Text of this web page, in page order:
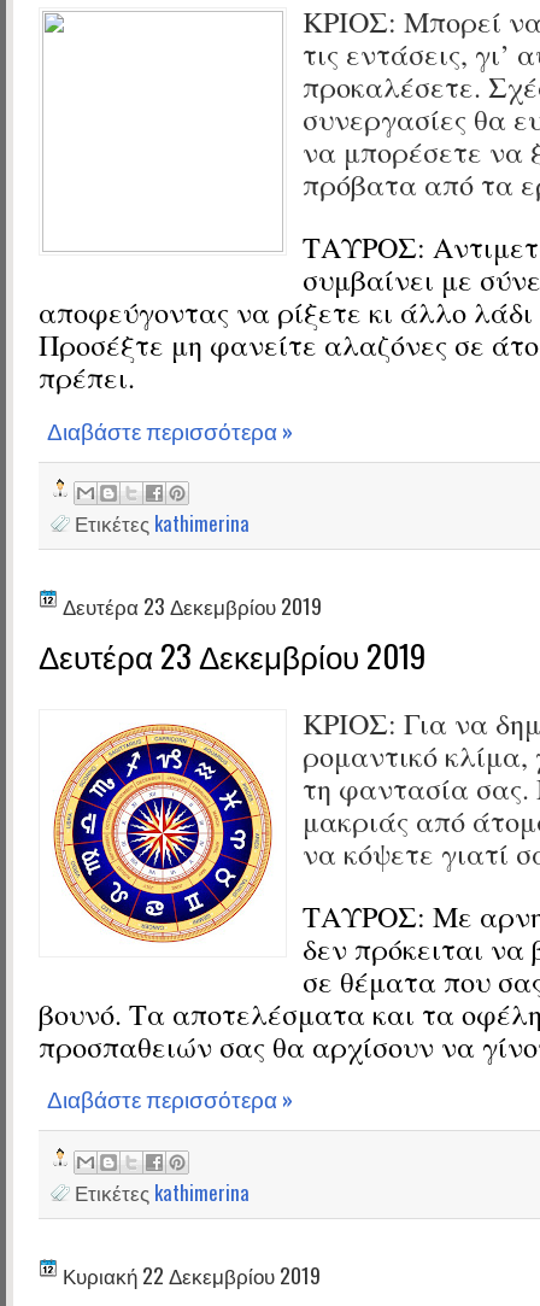
ΚΡΙΟΣ: Μπορεί
τις εντάσεις, γι’
προκαλέσετε.
συνεργασίες θα
να μπορέσετε να
πρόβατα από τα
ΤΑΥΡΟΣ:
συμβαίνει με
αποφεύγοντας να ρίξετε κι άλλο
Προσέξτε μη φανείτε αλαζόνες σε
πρέπει.
Διαβάστε περισσότερα »
Ετικέτες kathimerina
Δευτέρα 23 Δεκεμβρίου 2019
Δευτέρα 23 Δεκεμβρίου 2019
ΚΡΙΟΣ: Για να
ρομαντικό κλίμα,
τη φαντασία σας.
μακριάς από
να κόψετε γιατί
ΤΑΥΡΟΣ: Με
δεν πρόκειται να
σε θέματα που
βουνό. Τα αποτελέσματα και τα
προσπαθειών σας θα αρχίσουν να
Διαβάστε περισσότερα »
Ετικέτες kathimerina
Κυριακή 22 Δεκεμβρίου 2019